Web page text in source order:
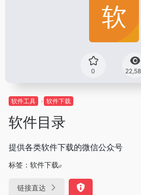
0
软件工具 软件下载
软件目录
提供各类软件下载的微信公众号
标签： 软件下载
链接直达